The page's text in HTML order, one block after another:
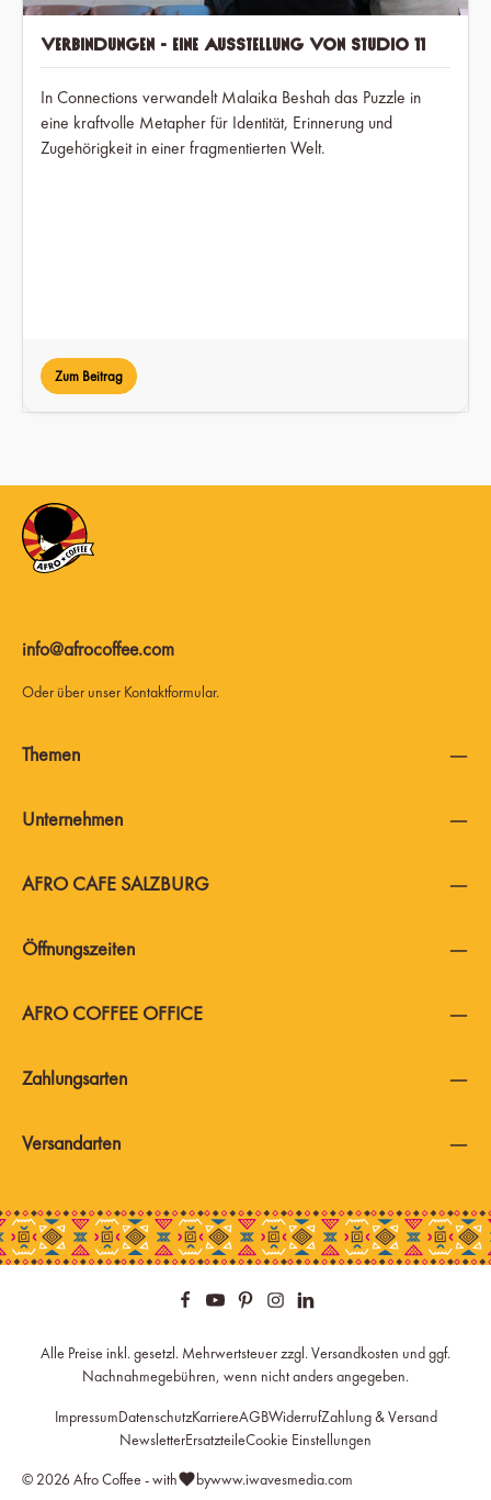
Verbindungen - Eine Ausstellung von Studio 11
In Connections verwandelt Malaika Beshah das Puzzle in
eine kraftvolle Metapher für Identität, Erinnerung und
Zugehörigkeit in einer fragmentierten Welt.
Zum Beitrag
info@afrocoffee.com
Oder über unser Kontaktformular.
AFRO COFFEE OFFICE
AFRO CAFE SALZBURG
Zahlungsarten
Themen
Unternehmen
Öffnungszeiten
Versandarten
Alle Preise inkl. gesetzl. Mehrwertsteuer zzgl.Versandkosten und ggf.
Nachnahmegebühren, wenn nicht anders angegeben.
© 2026 Afro Coffee - with bywww.iwavesmedia.com
ImpressumDatenschutzKarriereAGBWiderrufZahlung & Versand
NewsletterErsatzteileCookie Einstellungen